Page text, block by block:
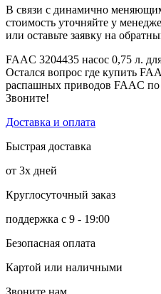
В связи с динамично
стоимость уточняйте у
или оставьте заявку на
FAAC 3204435 насос 0,75 л.
Остался вопрос где купить
распашных приводов FAAC
Звоните!
Доставка и оплата
Быстрая доставка
от 3х дней
Круглосуточный заказ
поддержка с 9 - 19:00
Безопасная оплата
Картой или наличными
Звоните нам